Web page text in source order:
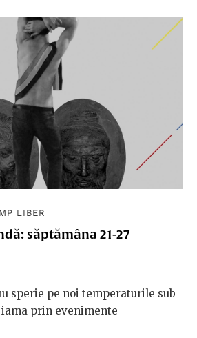
LIBER
săptămâna 21-27
sperie pe noi temperaturile sub
iama prin evenimente